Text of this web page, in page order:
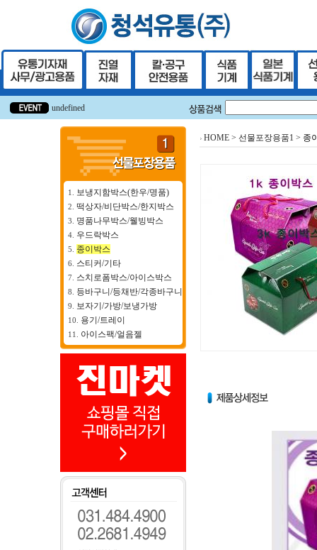
undefined
undefined
1. 보냉지함박스(한우/명품)
2. 떡상자/비단박스/한지박스
3. 명품나무박스/웰빙박스
4. 우드락박스
5. 종이박스
6. 스티커/기타
7. 스치로폼박스/아이스박스
8. 등바구니/등채반/각종바구니
9. 보자기/가방/보냉가방
10. 용기/트레이
11. 아이스팩/얼음젤
HOME > 선물포장용품1 > 종